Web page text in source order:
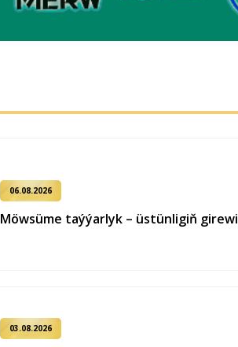
06.08.2026
Möwsüme taýýarlyk – üstünligiň girewi
03.08.2026